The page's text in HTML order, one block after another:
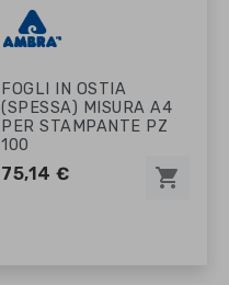
FOGLI IN OSTIA
(SPESSA) MISURA A4
PER STAMPANTE PZ
100
75,14 € shopping_cart